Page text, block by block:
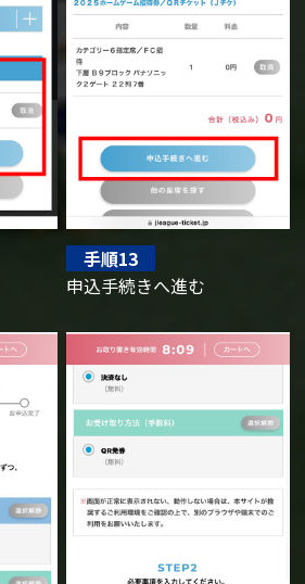
手順13
申込手続きへ進む